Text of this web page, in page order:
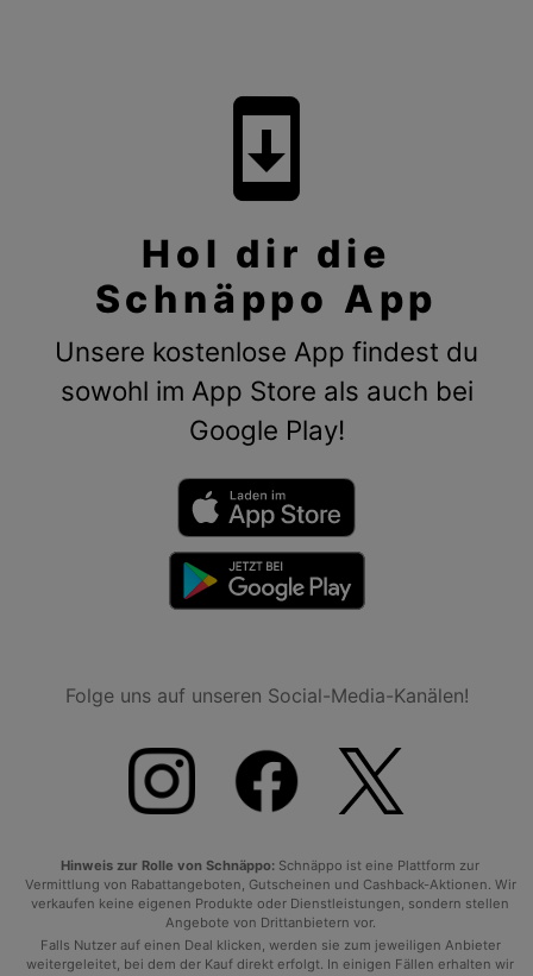
system_update
Hol dir die
Schnäppo App
Unsere kostenlose App findest du
sowohl im App Store als auch bei
Google Play!
Folge uns auf unseren Social-Media-Kanälen!
Hinweis zur Rolle von Schnäppo: Schnäppo ist eine Plattform zur
Vermittlung von Rabattangeboten, Gutscheinen und Cashback-Aktionen. Wir
verkaufen keine eigenen Produkte oder Dienstleistungen, sondern stellen
Angebote von Drittanbietern vor.
Falls Nutzer auf einen Deal klicken, werden sie zum jeweiligen Anbieter
weitergeleitet, bei dem der Kauf direkt erfolgt. In einigen Fällen erhalten wir